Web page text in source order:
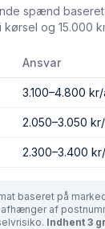
spænd
og 15.000
Ansvar
3.100–4.800
2.050–3.050
2.300–3.400
baseret på
af
Indhent 3